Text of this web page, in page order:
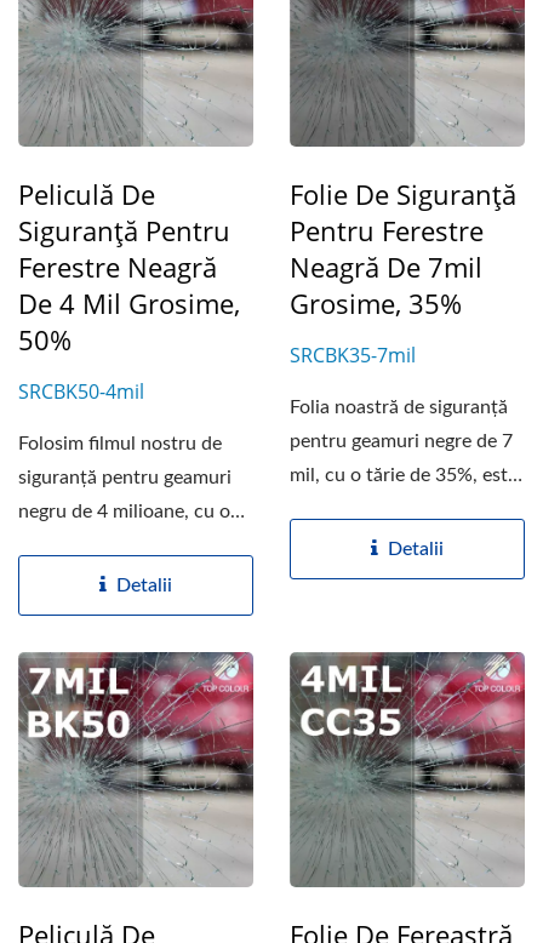
Peliculă De
Siguranță Pentru
Ferestre Neagră
De 4 Mil Grosime,
50%
SRCBK50-4mil
Folosim filmul nostru de
siguranță pentru geamuri
negru de 4 milioane, cu o
Detalii
Folie De Siguranță
Pentru Ferestre
Neagră De 7mil
Grosime, 35%
SRCBK35-7mil
Folia noastră de siguranță
pentru geamuri negre de 7
mil, cu o tărie de 35%, este
Detalii
Peliculă De
Folie De Fereastră